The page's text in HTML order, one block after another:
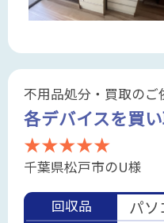
不用品処分・買取のご
各デバイスを買
★★★★★
千葉県松戸市のU様
回収品 パ